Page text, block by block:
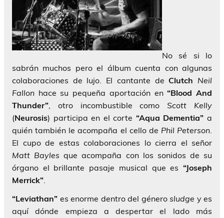
No sé si lo
sabrán muchos pero el álbum cuenta con algunas
colaboraciones de lujo. El cantante deClutch Neil
Fallon hace su pequeña aportación en“Blood And
Thunder”, otro incombustible comoScott Kelly
(Neurosis) participa en el corte “Aqua Dementia” a
quién también le acompaña el cello de Phil Peterson.
El cupo de estas colaboraciones lo cierra el señor
Matt Bayles que acompaña con los sonidos de su
órgano el brillante pasaje musical que es “Joseph
Merrick”.
“Leviathan” es enorme dentro del género sludge y es
aquí dónde empieza a despertar el lado más